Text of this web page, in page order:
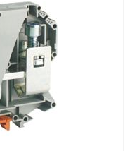
В корзину
Сравнение
Под заказ